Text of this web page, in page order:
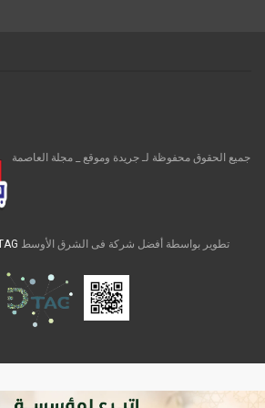
جميع الحقوق محفوظة لـ جريدة وموقع _ مجلة العاصمة
تطوير بواسطة أفضل شركة فى الشرق الأوسط MADE WITH